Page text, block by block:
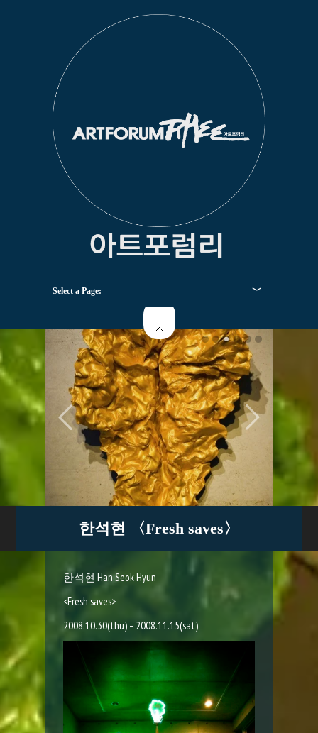
Select a Page:
한석현 〈Fresh saves〉
한석현 Han Seok Hyun
<Fresh saves>
2008.10.30(thu) – 2008.11.15(sat)